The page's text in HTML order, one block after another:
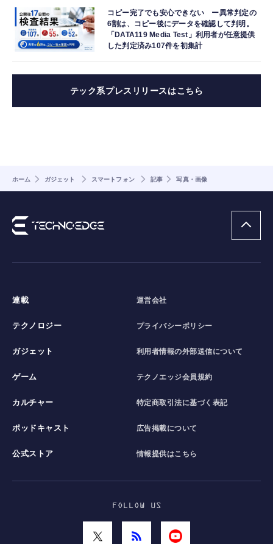
コピー完了でも安心できない ー異常判定の
6割は、コピー後にデータを確認して判明。
「DATA119 Media Test」利用者が任意提供
した判定済み107件を初集計
テック系プレスリリースはこちら
ホーム ガジェット スマートフォン 記事 写真・画像
連載
テクノロジー
ガジェット
ゲーム
カルチャー
ポッドキャスト
公式ストア
運営会社
プライバシーポリシー
利用者情報の外部送信について
テクノエッジ会員規約
特定商取引法に基づく表記
広告掲載について
情報提供はこちら
FOLLOW US